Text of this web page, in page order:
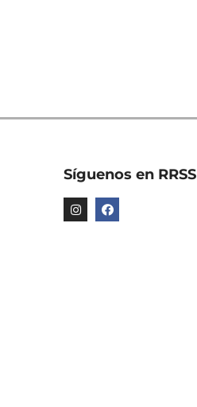
Síguenos en RRSS